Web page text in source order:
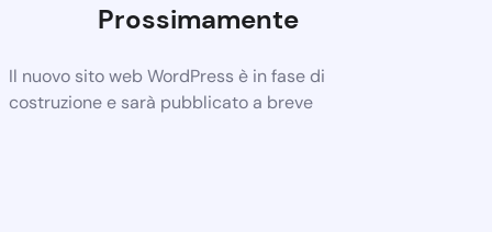
Prossimamente
Il nuovo sito web WordPress è in fase di
costruzione e sarà pubblicato a breve